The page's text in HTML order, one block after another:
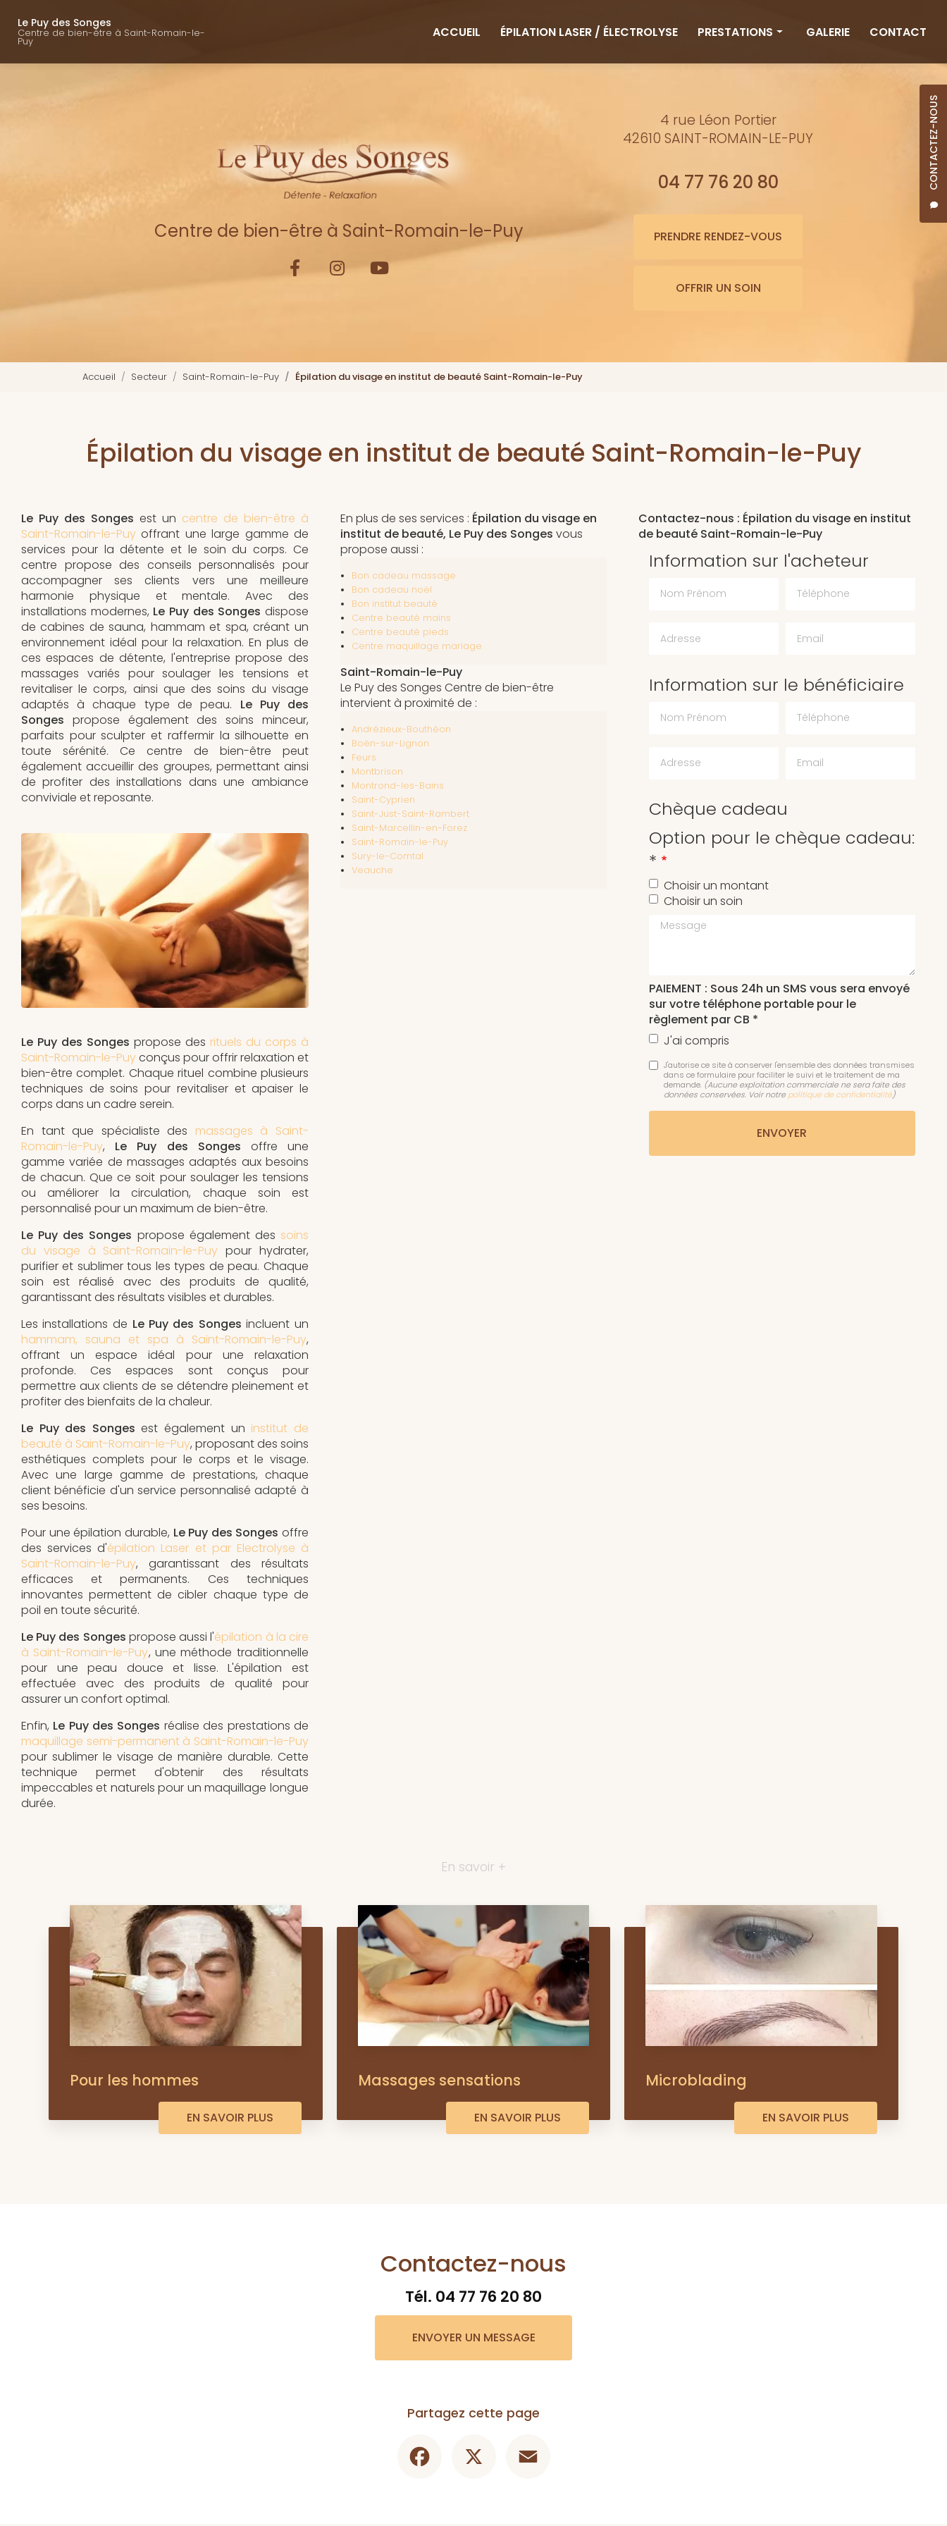
contenu
Le Puy des Songes
Centre de bien-être à Saint-Romain-le-
Puy
CONTACTEZ-NOUS
ACCUEIL
ÉPILATION LASER / ÉLECTROLYSE PRESTATIONS
Minceur
Bienfaits de l'eau
GALERIE CONTACT
Centre de bien-être à Saint-Romain-le-Puy
4 rue Léon Portier
42610 SAINT-ROMAIN-LE-PUY
04 77 76 20 80
PRENDRE RENDEZ-VOUS
OFFRIR UN SOIN
Accueil Secteur Saint-Romain-le-Puy Épilation du visage en institut de beauté Saint-Romain-le-Puy
Épilation du visage en institut de beauté Saint-Romain-le-Puy
Le Puy des Songes est un centre de bien-être à
Saint-Romain-le-Puy offrant une large gamme de
services pour la détente et le soin du corps. Ce
centre propose des conseils personnalisés pour
accompagner ses clients vers une meilleure
harmonie physique et mentale. Avec des
installations modernes, Le Puy des Songes dispose
de cabines de sauna, hammam et spa, créant un
environnement idéal pour la relaxation. En plus de
ces espaces de détente, l'entreprise propose des
massages variés pour soulager les tensions et
revitaliser le corps, ainsi que des soins du visage
adaptés à chaque type de peau. Le Puy des
Songes propose également des soins minceur,
parfaits pour sculpter et raffermir la silhouette en
toute sérénité. Ce centre de bien-être peut
également accueillir des groupes, permettant ainsi
de profiter des installations dans une ambiance
conviviale et reposante.
Le Puy des Songes propose des rituels du corps à
Saint-Romain-le-Puyconçus pour offrir relaxation et
bien-être complet. Chaque rituel combine plusieurs
techniques de soins pour revitaliser et apaiser le
corps dans un cadre serein.
En tant que spécialiste des massages à Saint-
Romain-le-Puy, Le Puy des Songes offre une
gamme variée de massages adaptés aux besoins
de chacun. Que ce soit pour soulager les tensions
ou améliorer la circulation, chaque soin est
personnalisé pour un maximum de bien-être.
Le Puy des Songes propose également des soins
du visage à Saint-Romain-le-Puy pour hydrater,
purifier et sublimer tous les types de peau. Chaque
soin est réalisé avec des produits de qualité,
garantissant des résultats visibles et durables.
Les installations de Le Puy des Songes incluent un
hammam, sauna et spa à Saint-Romain-le-Puy,
offrant un espace idéal pour une relaxation
profonde. Ces espaces sont conçus pour
permettre aux clients de se détendre pleinement et
profiter des bienfaits de la chaleur.
Le Puy des Songes est également un institut de
beauté à Saint-Romain-le-Puy, proposant des soins
esthétiques complets pour le corps et le visage.
Avec une large gamme de prestations, chaque
client bénéficie d'un service personnalisé adapté à
ses besoins.
Pour une épilation durable, Le Puy des Songes offre
des services d'épilation Laser et par Electrolyse à
Saint-Romain-le-Puy, garantissant des résultats
efficaces et permanents. Ces techniques
innovantes permettent de cibler chaque type de
poil en toute sécurité.
Le Puy des Songes propose aussi l'épilation à la cire
à Saint-Romain-le-Puy, une méthode traditionnelle
pour une peau douce et lisse. L'épilation est
effectuée avec des produits de qualité pour
assurer un confort optimal.
Enfin, Le Puy des Songes réalise des prestations de
maquillage semi-permanent à Saint-Romain-le-Puy
pour sublimer le visage de manière durable. Cette
technique permet d'obtenir des résultats
impeccables et naturels pour un maquillage longue
durée.
En plus de ses services : Épilation du visage en
institut de beauté, Le Puy des Songes vous
propose aussi :
Bon cadeau massage
Bon cadeau noël
Bon institut beauté
Centre beauté mains
Centre beauté pieds
Centre maquillage mariage
Saint-Romain-le-Puy
Le Puy des Songes Centre de bien-être
intervient à proximité de :
Andrézieux-Bouthéon
Boën-sur-Lignon
Feurs
Montbrison
Montrond-les-Bains
Saint-Cyprien
Saint-Just-Saint-Rambert
Saint-Marcellin-en-Forez
Saint-Romain-le-Puy
Sury-le-Comtal
Veauche
Contactez-nous : Épilation du visage en institut
de beauté Saint-Romain-le-Puy
Information sur l'acheteur
Information sur le bénéficiaire
Chèque cadeau
Option pour le chèque cadeau:
*
Choisir un montant
Choisir un soin
Message
PAIEMENT : Sous 24h un SMS vous sera envoyé
sur votre téléphone portable pour le
règlement par CB *
J'ai compris
J'autorise ce site à conserver l'ensemble des données transmises
dans ce formulaire pour faciliter le suivi et le traitement de ma
demande. (Aucune exploitation commerciale ne sera faite des
données conservées. Voir notre politique de confidentialité)
En savoir +
Pour les hommes
EN SAVOIR PLUS
Massages sensations
EN SAVOIR PLUS
Microblading
EN SAVOIR PLUS
Contactez-nous
Tél. 04 77 76 20 80
ENVOYER UN MESSAGE
Partagez cette page